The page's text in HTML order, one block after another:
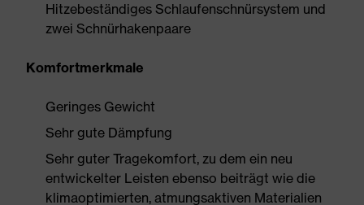
Hitzebeständiges Schlaufenschnürsystem und
zwei Schnürhakenpaare
Komfortmerkmale
Geringes Gewicht
Sehr gute Dämpfung
Sehr guter Tragekomfort, zu dem ein neu
entwickelter Leisten ebenso beiträgt wie die
klimaoptimierten, atmungsaktiven Materialien